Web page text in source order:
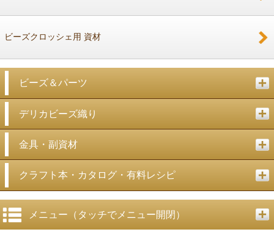
ビーズクロッシェ用 資材
ビーズ＆パーツ
デリカビーズ織り
金具・副資材
クラフト本・カタログ・有料レシピ
メニュー（タッチでメニュー開閉）